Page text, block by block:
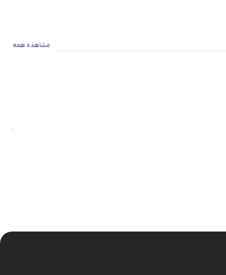
مشاهده همه